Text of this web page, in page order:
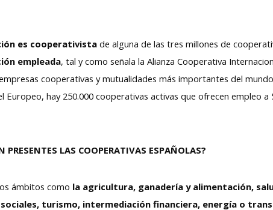
es cooperativista de alguna de las tres millones de
empleada, tal y como señala la Alianza Cooperativa
cooperativas y mutualidades más importantes del
Europeo, hay 250.000 cooperativas activas que ofrecen empleo
PRESENTES LAS COOPERATIVAS ESPAÑOLAS?
ámbitos como la agricultura, ganadería y alimentación,
turismo, intermediación financiera, energía o